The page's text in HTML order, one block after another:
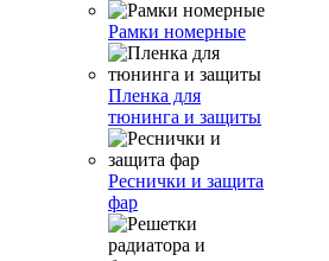
Рамки номерные
Пленка для
тюнинга и защиты
Реснички и защита
фар